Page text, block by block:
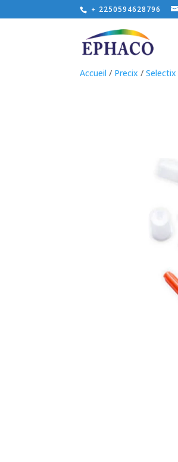
+ 2250594628796
Accueil / Precix /Selectix